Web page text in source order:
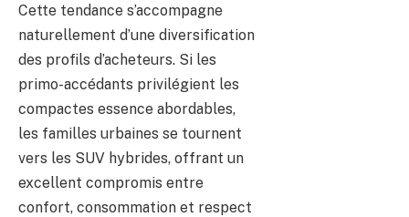
Cette tendance s’accompagne
naturellement d’une diversification
des profils d’acheteurs. Si les
primo-accédants privilégient les
compactes essence abordables,
les familles urbaines se tournent
vers les SUV hybrides, offrant un
excellent compromis entre
confort, consommation et respect